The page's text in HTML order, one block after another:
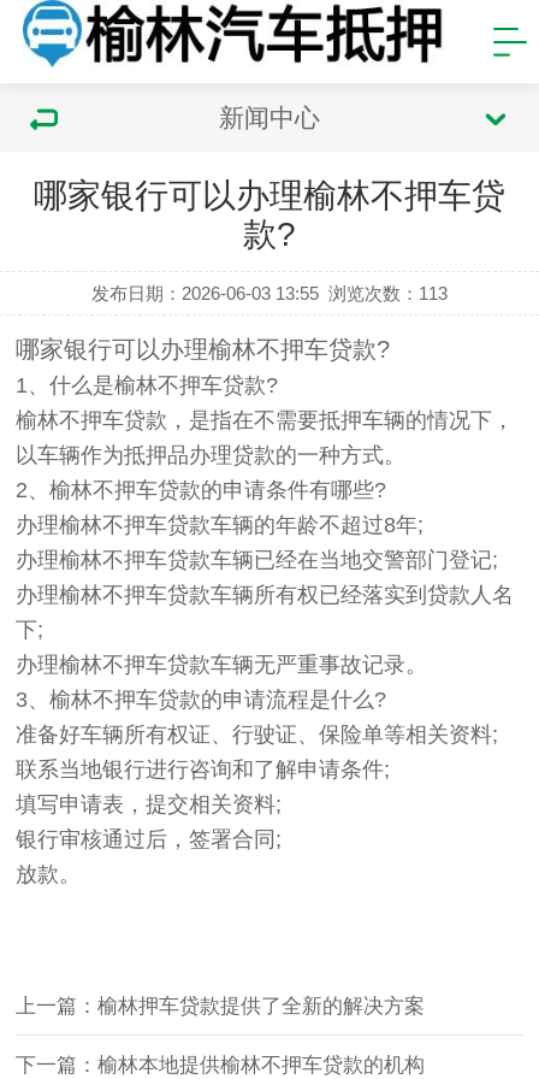
新闻中心
哪家银行可以办理榆林不押车贷
款?
发布日期：2026-06-03 13:55 浏览次数： 113
哪家银行可以办理榆林不押车贷款?
1、什么是榆林不押车贷款?
榆林不押车贷款，是指在不需要抵押车辆的情况下，
以车辆作为抵押品办理贷款的一种方式。
2、榆林不押车贷款的申请条件有哪些?
办理榆林不押车贷款车辆的年龄不超过8年;
办理榆林不押车贷款车辆已经在当地交警部门登记;
办理榆林不押车贷款车辆所有权已经落实到贷款人名
下;
办理榆林不押车贷款车辆无严重事故记录。
3、榆林不押车贷款的申请流程是什么?
准备好车辆所有权证、行驶证、保险单等相关资料;
联系当地银行进行咨询和了解申请条件;
填写申请表，提交相关资料;
银行审核通过后，签署合同;
放款。
上一篇：榆林押车贷款提供了全新的解决方案
下一篇：榆林本地提供榆林不押车贷款的机构